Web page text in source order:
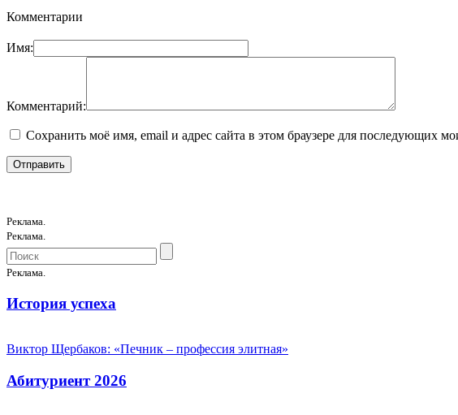
Комментарии
Имя:
Комментарий:
Сохранить моё имя, email и адрес сайта в этом браузере для последующих
Реклама.
Реклама.
Реклама.
История успеха
Виктор Щербаков: «Печник – профессия элитная»
Абитуриент 2026